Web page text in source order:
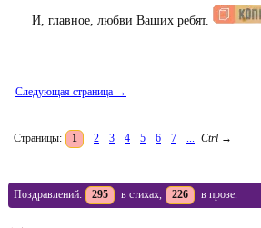
И, главное, любви Ваших ребят.
Следующая страница →
Страницы: 1 2 3 4 5 6 7 ... Ctrl →
Поздравлений: 295 в стихах, 226 в прозе.